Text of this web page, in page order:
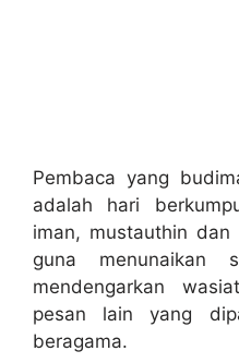
Pembaca yang
adalah hari
iman, mustauthin
guna menunaikan
mendengarkan
pesan lain yang
beragama.